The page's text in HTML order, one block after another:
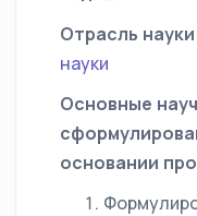
Отрасль
науки
Основные
основании